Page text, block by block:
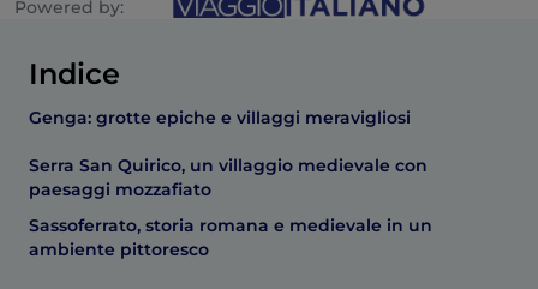
Powered by:
Indice
Genga: grotte epiche e villaggi meravigliosi
Serra San Quirico, un villaggio medievale con
paesaggi mozzafiato
Sassoferrato, storia romana e medievale in un
ambiente pittoresco